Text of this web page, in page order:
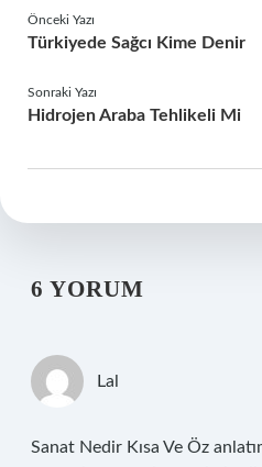
Önceki Yazı
Türkiyede Sağcı Kime Denir
Sonraki Yazı
Hidrojen Araba Tehlikeli Mi
6 YORUM
Lal
Sanat Nedir Kısa Ve Öz